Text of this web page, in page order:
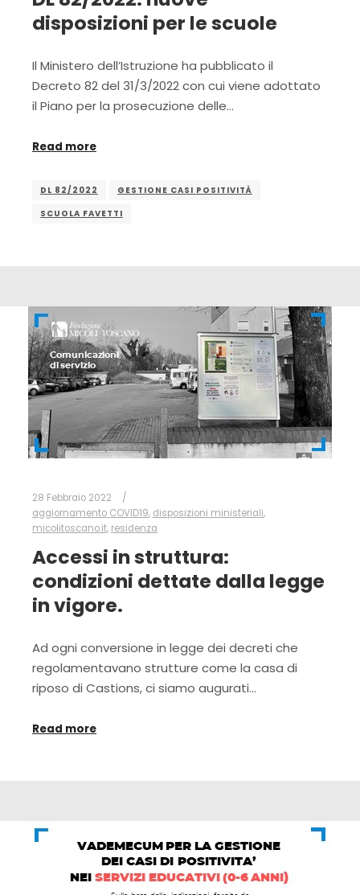
disposizioni per le scuole
Il Ministero dell’Istruzione ha pubblicato il
Decreto 82 del 31/3/2022 con cui viene adottato
il Piano per la prosecuzione delle…
Read more
DL 82/2022
GESTIONE CASI POSITIVITÀ
SCUOLA FAVETTI
28 Febbraio 2022
aggiornamento COVID19, disposizioni ministeriali,
micolitoscano.it, residenza
Accessi in struttura:
condizioni dettate dalla legge
in vigore.
Ad ogni conversione in legge dei decreti che
regolamentavano strutture come la casa di
riposo di Castions, ci siamo augurati…
Read more